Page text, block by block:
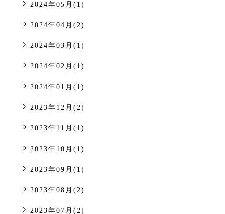
2024年05月(1)
2024年04月(2)
2024年03月(1)
2024年02月(1)
2024年01月(1)
2023年12月(2)
2023年11月(1)
2023年10月(1)
2023年09月(1)
2023年08月(2)
2023年07月(2)